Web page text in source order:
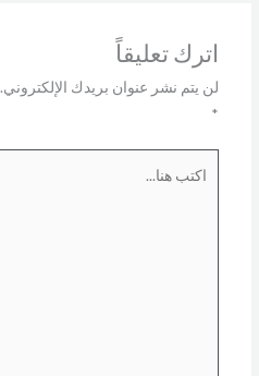
اترك تعليقاً
لن يتم نشر عنوان بريدك الإلكتروني.
*